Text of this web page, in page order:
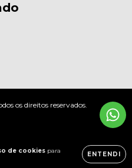
de cookies para
ENTENDI
os direitos reservados.